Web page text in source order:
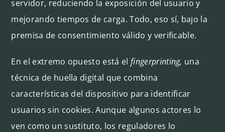
servidor, reduciendo la exposición del usuario y
mejorando tiempos de carga. Todo, eso sí, bajo la
premisa de consentimiento válido y verificable.
En el extremo opuesto está el fingerprinting, una
técnica de huella digital que combina
características del dispositivo para identificar
usuarios sin cookies. Aunque algunos actores lo
ven como un sustituto, los reguladores lo